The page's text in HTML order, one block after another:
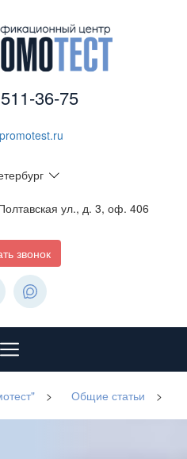
36-75
ул., д. 3, оф. 406
звонок
> Общие статьи >